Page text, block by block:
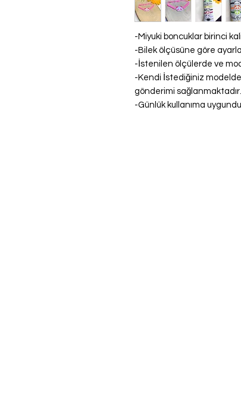
-Miyuki boncuklar birinci
-Bilek ölçüsüne göre
-İstenilen ölçülerde ve
-Kendi İstediğiniz
gönderimi sağlanmaktadır.
-Günlük kullanıma